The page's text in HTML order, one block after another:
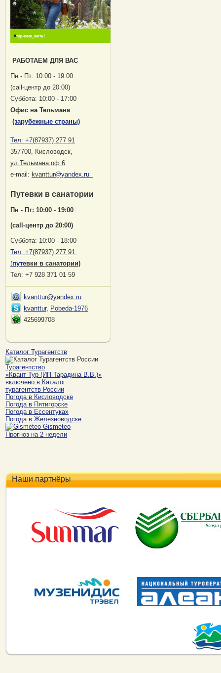
РАБОТАЕМ ДЛЯ ВАС
Пн - Пт: 10:00 - 19:00
(саll-центр до 20:00)
Суббота: 10:00 - 17:00
Офис на Тельмана
(зарубежные страны)
Тел: +7(87937) 277 91
357700, Кисловодск,
ул.Тельмана,оф.6
е-mail: kvanttur@yandex.ru
Путевки в санатории
Пн - Пт: 10:00 - 19:00
(саll-центр до 20:00)
Суббота: 10:00 - 18:00
Тел: +7(87937) 277 91
(путевки в санатории)
Тел: +7 928 371 01 59
kvanttur@yandex.ru
kvanttur, Pobeda-1976
425699708
Каталог Турагентств
Турагентство
«Квант Тур (ИП Тарадина В.В.)»
включено в Каталог
турагентств России
Погода в Кисловодске
Погода в Пятигорске
Погода в Ессентуках
Погода в Железноводске
Gismeteo
Прогноз на 2 недели
Наши партнёры